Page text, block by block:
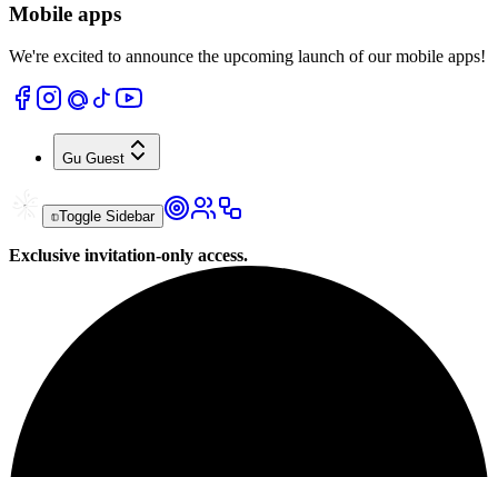
Mobile apps
We're excited to announce the upcoming launch of our mobile apps!
Gu Guest
Toggle Sidebar
Exclusive invitation-only access.